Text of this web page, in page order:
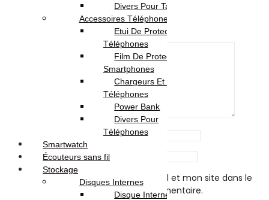
Your rating
Email
Enregistrer mon nom, mon e-mail et mon site dans le
navigateur pour mon prochain commentaire.
Divers Pour Tablette
Accessoires Téléphones
Etui De Protection Pour
Téléphones
Film De Protection Pour
Smartphones
Chargeurs Et Câbles Pour
Téléphones
Power Bank
Divers Pour
Téléphones
Smartwatch
Écouteurs sans fil
Stockage
Disques Internes
Disque Internes